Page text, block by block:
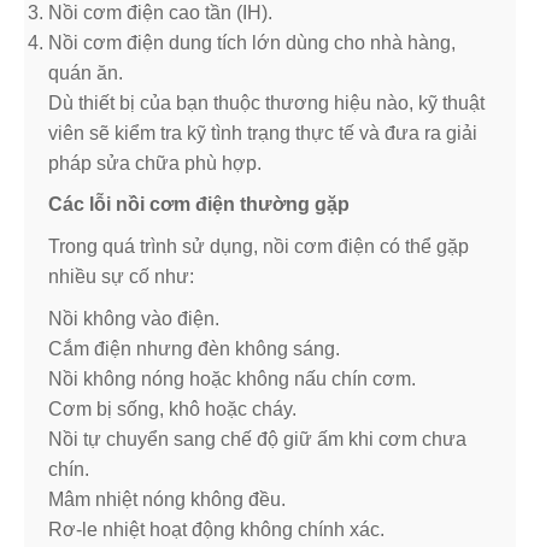
Nồi cơm điện cao tần (IH).
Nồi cơm điện dung tích lớn dùng cho nhà hàng,
quán ăn.
Dù thiết bị của bạn thuộc thương hiệu nào, kỹ thuật
viên sẽ kiểm tra kỹ tình trạng thực tế và đưa ra giải
pháp sửa chữa phù hợp.
Các lỗi nồi cơm điện thường gặp
Trong quá trình sử dụng, nồi cơm điện có thể gặp
nhiều sự cố như:
Nồi không vào điện.
Cắm điện nhưng đèn không sáng.
Nồi không nóng hoặc không nấu chín cơm.
Cơm bị sống, khô hoặc cháy.
Nồi tự chuyển sang chế độ giữ ấm khi cơm chưa
chín.
Mâm nhiệt nóng không đều.
Rơ-le nhiệt hoạt động không chính xác.